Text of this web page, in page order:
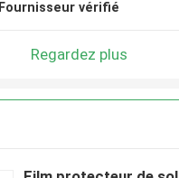
Fournisseur vérifié
Regardez plus